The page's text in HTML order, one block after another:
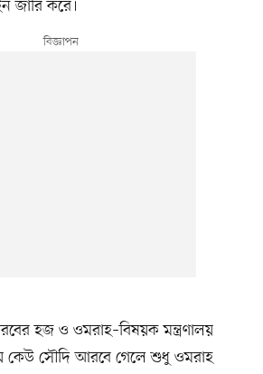
জারি করে।
হজ ও ওমরাহ–বিষয়ক মন্ত্রণালয়
কেউ সৌদি আরবে গেলে শুধু ওমরাহ